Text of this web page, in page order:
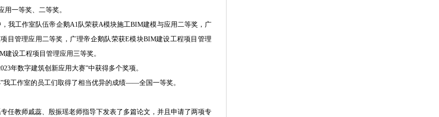
一等奖、二等奖。
我工作室队伍帝企鹅A1队荣获A模块施工BIM建模与应用二等奖，广
目管理应用二等奖，广理帝企鹅队荣获E模块BIM建设工程项目管理
建设工程项目管理应用三等奖。
年数字建筑创新应用大赛”中获得多个奖项。
我工作室的员工们取得了相当优异的成绩——全国一等奖。
任教师戚蕊、殷振瑶老师指导下发表了多篇论文，并且申请了两项专